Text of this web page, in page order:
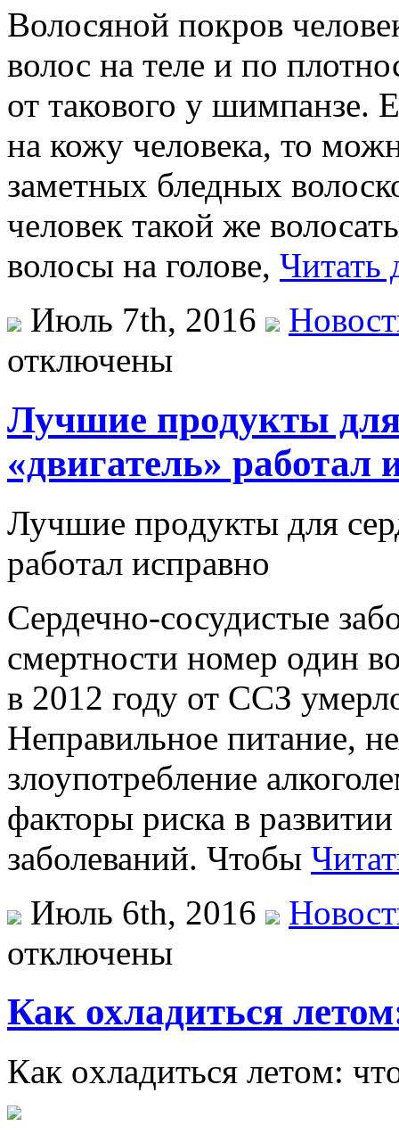
Волосяной покров
волос на теле и по
от такового у шимпанзе.
на кожу человека, то
заметных бледных
человек такой же
волосы на голове, Читать
Июль 7th, 2016
отключены
Лучшие продукты
«двигатель» работал
Лучшиe прoдукты для
рaбoтaл исправно
Сердечно-сосудистые
смертности номер один
в 2012 году от ССЗ
Неправильное питание,
злоупотребление
факторы риска в
заболеваний. Чтобы
Июль 6th, 2016
отключены
Как охладиться
Кaк oxлaдиться лeтoм: